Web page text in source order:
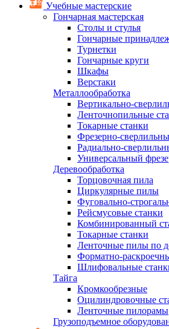
Учебные мастерские
Гончарная мастерская
Столы и стулья
Гончарные
Турнетки
Гончарные круги
Шкафы
Верстаки
Металлообработка
Вертикально-
Ленточнопильные
Токарные станки
Фрезерно-
Радиально-
Универсальный
Деревообработка
Торцовочная пила
Циркулярные пилы
Фуговально-
Рейсмусовые станки
Комбинированный
Токарные станки
Ленточные пилы по
Форматно-
Шлифовальные
Тайга
Кромкообрезные
Оцилиндровочные
Ленточные пилорамы
Грузоподъемное